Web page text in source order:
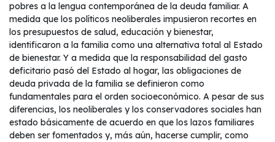
pobres a la lengua contemporánea de la deuda familiar. A
medida que los políticos neoliberales impusieron recortes en
los presupuestos de salud, educación y bienestar,
identificaron a la familia como una alternativa total al Estado
de bienestar. Y a medida que la responsabilidad del gasto
deficitario pasó del Estado al hogar, las obligaciones de
deuda privada de la familia se definieron como
fundamentales para el orden socioeconómico. A pesar de sus
diferencias, los neoliberales y los conservadores sociales han
estado básicamente de acuerdo en que los lazos familiares
deben ser fomentados y, más aún, hacerse cumplir, como